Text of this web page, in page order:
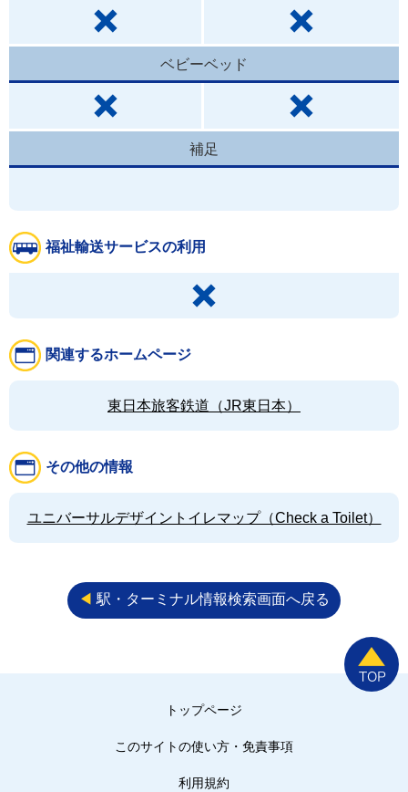
ベビーベッド
補足
福祉輸送サービスの利用
関連するホームページ
東日本旅客鉄道（JR東日本）
その他の情報
ユニバーサルデザイントイレマップ（Check a Toilet）
◀︎ 駅・ターミナル情報検索画面へ戻る
トップページ
このサイトの使い方・免責事項
利用規約